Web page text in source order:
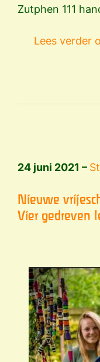
Zutphen 111
Lees verder
24 juni 2021 –
Nieuwe
Vier gedreven